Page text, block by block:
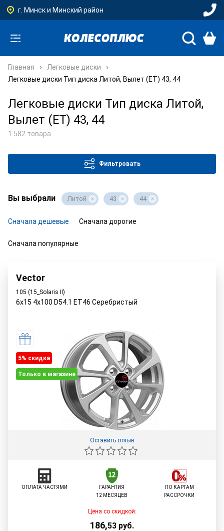
г. Минск и Минский район
Главная
Легковые диски
Легковые диски Тип диска Литой, Вылет (ET) 43, 44
Легковые диски Тип диска Литой,
Вылет (ET) 43, 44
1 582 товара
Фильтровать
Вы выбрали Литой 43 44
Сначала дешевые Сначала дорогие
Сначала популярные
Vector
105 (15_Solaris II)
6x15 4x100 D54.1 ET46 Серебристый
5% cкидка
Только в магазине
Оставить отзыв
ОПЛАТА ЧАСТЯМИ
ГАРАНТИЯ
12 МЕСЯЦЕВ
ПО КАРТАМ
РАССРОЧКИ
Цена со скидкой:
186,53 руб.